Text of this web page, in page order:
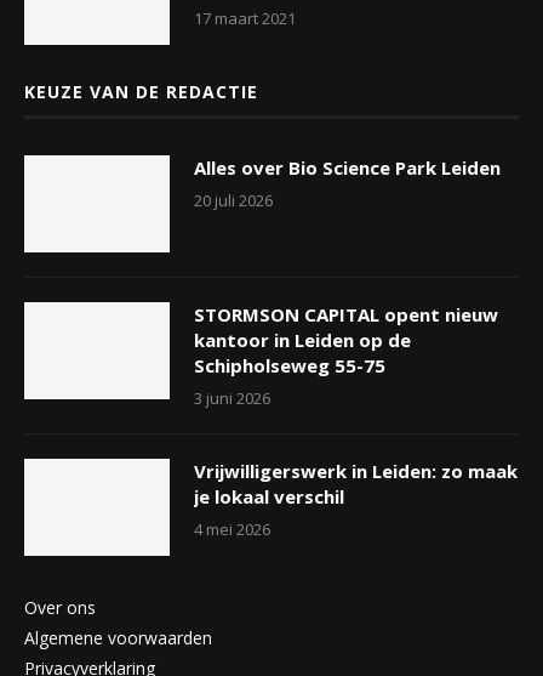
17 maart 2021
KEUZE VAN DE REDACTIE
Alles over Bio Science Park Leiden
20 juli 2026
STORMSON CAPITAL opent nieuw
kantoor in Leiden op de
Schipholseweg 55-75
3 juni 2026
Vrijwilligerswerk in Leiden: zo maak
je lokaal verschil
4 mei 2026
Over ons
Algemene voorwaarden
Privacyverklaring